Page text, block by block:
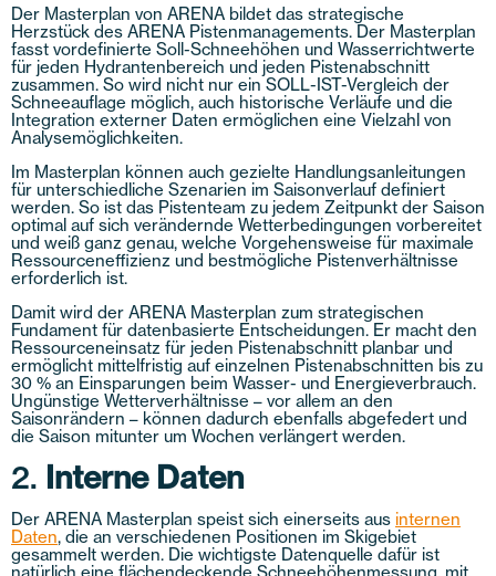
Der Masterplan von ARENA bildet das strategische
Herzstück des ARENA Pistenmanagements. Der Masterplan
fasst vordefinierte Soll-Schneehöhen und Wasserrichtwerte
für jeden Hydrantenbereich und jeden Pistenabschnitt
zusammen. So wird nicht nur ein SOLL-IST-Vergleich der
Schneeauflage möglich, auch historische Verläufe und die
Integration externer Daten ermöglichen eine Vielzahl von
Analysemöglichkeiten.
Im Masterplan können auch gezielte Handlungsanleitungen
für unterschiedliche Szenarien im Saisonverlauf definiert
werden. So ist das Pistenteam zu jedem Zeitpunkt der Saison
optimal auf sich verändernde Wetterbedingungen vorbereitet
und weiß ganz genau, welche Vorgehensweise für maximale
Ressourceneffizienz und bestmögliche Pistenverhältnisse
erforderlich ist.
Damit wird der ARENA Masterplan zum strategischen
Fundament für datenbasierte Entscheidungen. Er macht den
Ressourceneinsatz für jeden Pistenabschnitt planbar und
ermöglicht mittelfristig auf einzelnen Pistenabschnitten bis zu
30 % an Einsparungen beim Wasser- und Energieverbrauch.
Ungünstige Wetterverhältnisse – vor allem an den
Saisonrändern – können dadurch ebenfalls abgefedert und
die Saison mitunter um Wochen verlängert werden.
2. Interne Daten
Der ARENA Masterplan speist sich einerseits aus internen
Daten, die an verschiedenen Positionen im Skigebiet
gesammelt werden. Die wichtigste Datenquelle dafür ist
natürlich eine flächendeckende Schneehöhenmessung, mit